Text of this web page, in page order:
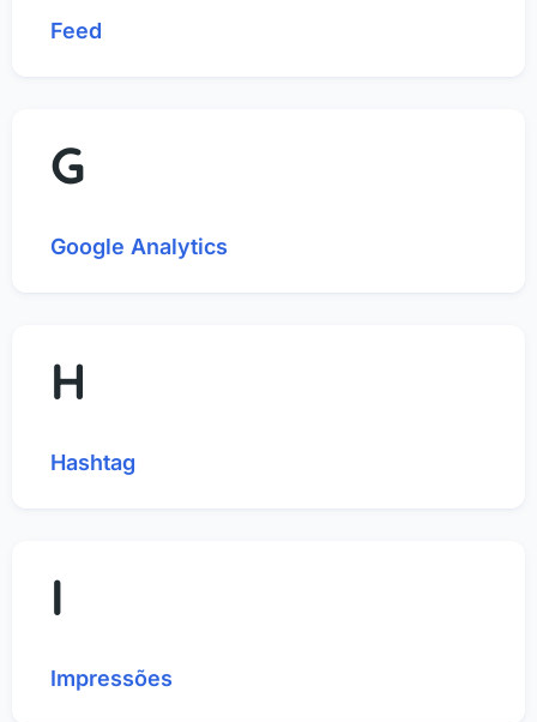
Feed
G
Google Analytics
H
Hashtag
I
Impressões